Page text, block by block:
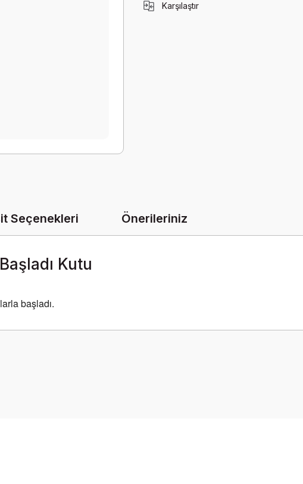
Karşılaştır
Seçenekleri Önerileriniz
Kutu
başladı.